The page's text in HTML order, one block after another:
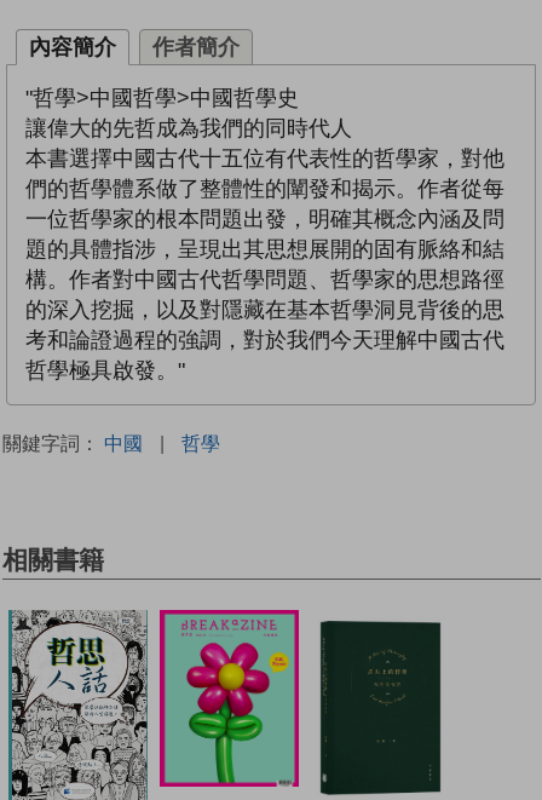
內容簡介 作者簡介
"哲學>中國哲學>中國哲學史
讓偉大的先哲成為我們的同時代人
本書選擇中國古代十五位有代表性的哲學家，對他
們的哲學體系做了整體性的闡發和揭示。作者從每
一位哲學家的根本問題出發，明確其概念內涵及問
題的具體指涉，呈現出其思想展開的固有脈絡和結
構。作者對中國古代哲學問題、哲學家的思想路徑
的深入挖掘，以及對隱藏在基本哲學洞見背後的思
考和論證過程的強調，對於我們今天理解中國古代
哲學極具啟發。"
關鍵字詞： 中國 | 哲學
相關書籍